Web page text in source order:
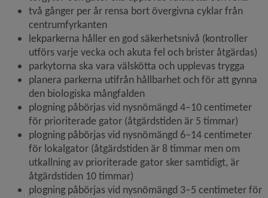
två gånger per år rensa bort övergivna cyklar från
centrumfyrkanten
lekparkerna håller en god säkerhetsnivå (kontroller
utförs varje vecka och akuta fel och brister åtgärdas)
parkytorna ska vara välskötta och upplevas trygga
planera parkerna utifrån hållbarhet och för att gynna
den biologiska mångfalden
plogning påbörjas vid nysnömängd 4–10 centimeter
för prioriterade gator (åtgärdstiden är 5 timmar)
plogning påbörjas vid nysnömängd 6–14 centimeter
för lokalgator (åtgärdstiden är 8 timmar men om
utkallning av prioriterade gator sker samtidigt, är
åtgärdstiden 10 timmar)
plogning påbörjas vid nysnömängd 3–5 centimeter för